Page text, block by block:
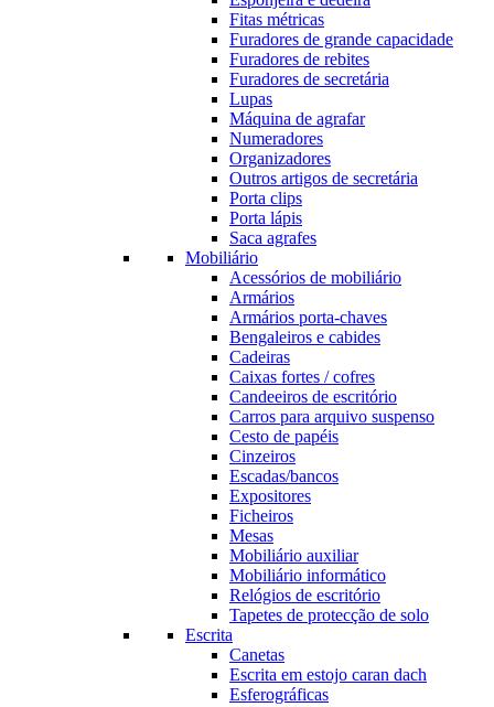
Fitas métricas
Furadores de grande capacidade
Furadores de rebites
Furadores de secretária
Lupas
Máquina de agrafar
Numeradores
Organizadores
Outros artigos de secretária
Porta clips
Porta lápis
Saca agrafes
Mobiliário
Acessórios de mobiliário
Armários
Armários porta-chaves
Bengaleiros e cabides
Cadeiras
Caixas fortes / cofres
Candeeiros de escritório
Carros para arquivo suspenso
Cesto de papéis
Cinzeiros
Escadas/bancos
Expositores
Ficheiros
Mesas
Mobiliário auxiliar
Mobiliário informático
Relógios de escritório
Tapetes de protecção de solo
Escrita
Canetas
Escrita em estojo caran dach
Esferográficas